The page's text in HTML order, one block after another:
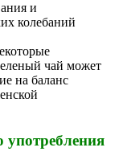
и
колебаний
чай может
на баланс
употребления